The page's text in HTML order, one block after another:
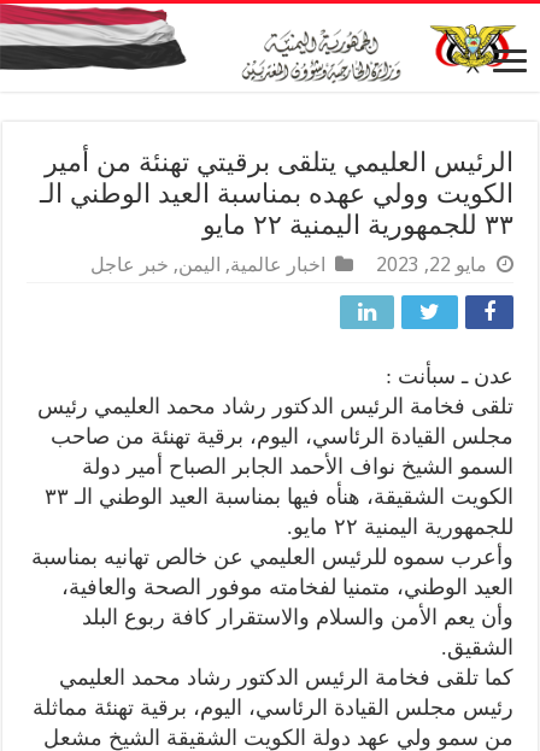
الرئيس العليمي يتلقى برقيتي تهنئة من أمير
الكويت وولي عهده بمناسبة العيد الوطني الـ
٣٣ للجمهورية اليمنية ٢٢ مايو
مايو 22, 2023 اخبار عالمية, اليمن, خبر عاجل
عدن ـ سبأنت :
تلقى فخامة الرئيس الدكتور رشاد محمد العليمي رئيس
مجلس القيادة الرئاسي، اليوم، برقية تهنئة من صاحب
السمو الشيخ نواف الأحمد الجابر الصباح أمير دولة
الكويت الشقيقة، هنأه فيها بمناسبة العيد الوطني الـ ٣٣
للجمهورية اليمنية ٢٢ مايو.
وأعرب سموه للرئيس العليمي عن خالص تهانيه بمناسبة
العيد الوطني، متمنيا لفخامته موفور الصحة والعافية،
وأن يعم الأمن والسلام والاستقرار كافة ربوع البلد
الشقيق.
كما تلقى فخامة الرئيس الدكتور رشاد محمد العليمي
رئيس مجلس القيادة الرئاسي، اليوم، برقية تهنئة مماثلة
من سمو ولي عهد دولة الكويت الشقيقة الشيخ مشعل